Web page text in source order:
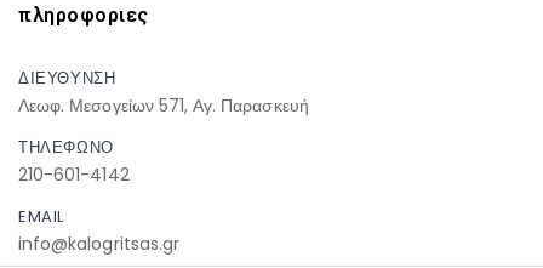
πληροφοριες
ΔΙΕΥΘΥΝΣΗ
Λεωφ. Μεσογείων 571, Αγ. Παρασκευή
ΤΗΛΕΦΩΝΟ
210-601-4142
EMAIL
info@kalogritsas.gr